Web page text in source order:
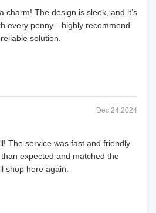
charm! The design is sleek, and it’s
every penny—highly recommend
solution.
Dec 24.2024
The service was fast and friendly.
expected and matched the
shop here again.